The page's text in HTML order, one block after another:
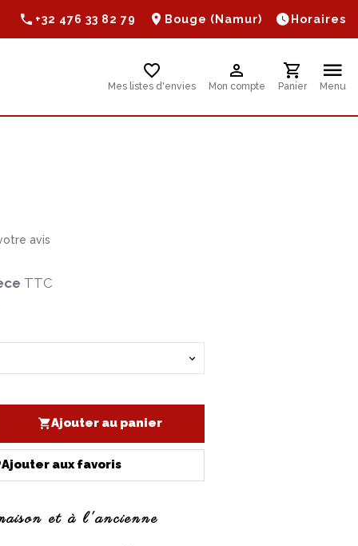
+32 476 33 82 79 Bouge (Namur) Horaires
Mes listes d'envies Mon compte Panier Menu
avis
TTC
Ajouter au panier
Ajouter aux favoris
et à l'ancienne